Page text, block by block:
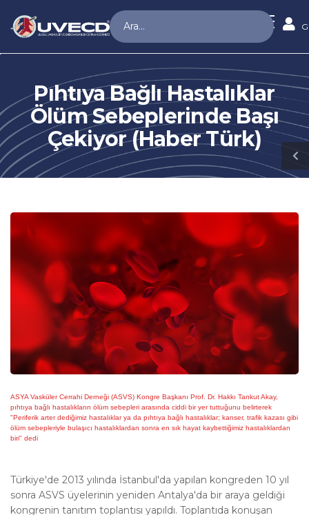
Pıhtıya Bağlı Hastalıklar
Ölüm Sebeplerinde Başı
Çekiyor (Haber Türk)
ASYA Vasküler Cerrahi Derneği (ASVS) Kongre Başkanı Prof. Dr. Hakkı Tankut Akay,
pıhtıya bağlı hastalıkların ölüm sebepleri arasında ciddi bir yer tuttuğunu belirterek
"Periferik arter dediğimiz hastalıklar ya da pıhtıya bağlı hastalıklar; kanser, trafik kazası gibi
ölüm sebepleriyle bulaşıcı hastalıklardan sonra en sık hayat kaybettiğimiz hastalıklardan
biri" dedi
Türkiye'de 2013 yılında İstanbul'da yapılan kongreden 10 yıl
sonra ASVS üyelerinin yeniden Antalya'da bir araya geldiği
kongrenin tanıtım toplantısı yapıldı. Toplantıda konuşan